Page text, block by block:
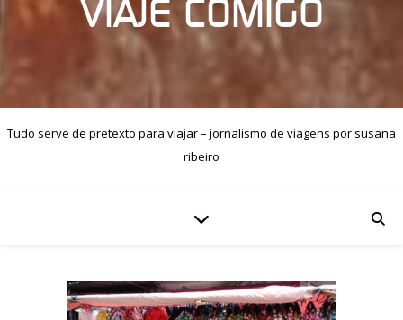
VIAJE COMIGO
Tudo serve de pretexto para viajar – jornalismo de viagens por susana
ribeiro